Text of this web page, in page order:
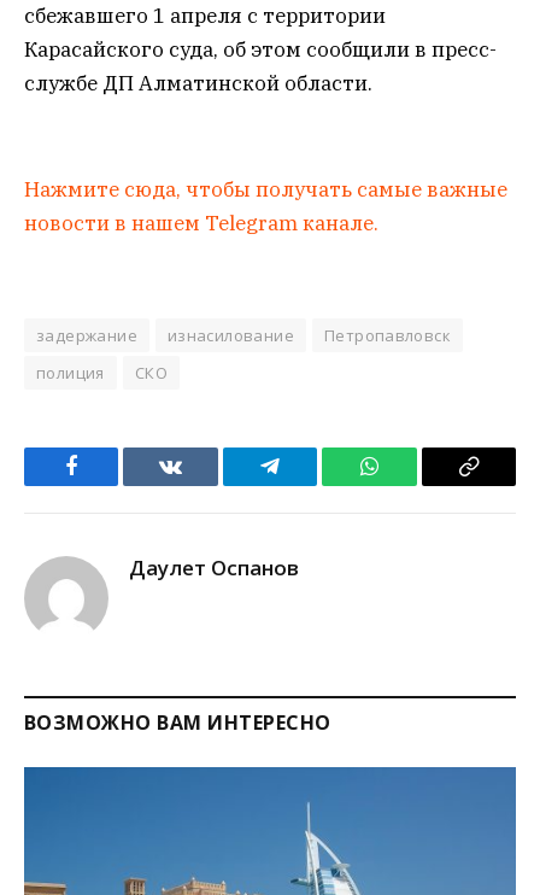
сбежавшего 1 апреля с территории
Карасайского суда, об этом сообщили в пресс-
службе ДП Алматинской области.
Нажмите сюда, чтобы получать самые важные
новости в нашем Telegram канале.
задержание изнасилование
Петропавловск
полиция
СКО
Facebook VKontakteTelegram WhatsApp Copy
Даулет Оспанов
ВОЗМОЖНО ВАМ ИНТЕРЕСНО